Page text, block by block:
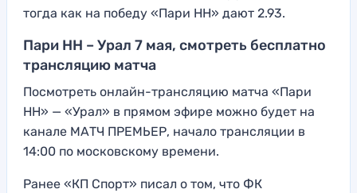
тогда как на победу «Пари НН» дают 2.93.
Пари НН – Урал 7 мая, смотреть бесплатно
трансляцию матча
Посмотреть онлайн-трансляцию матча «Пари
НН» — «Урал» в прямом эфире можно будет на
канале МАТЧ ПРЕМЬЕР, начало трансляции в
14:00 по московскому времени.
Ранее «КП Спорт» писал о том, что ФК